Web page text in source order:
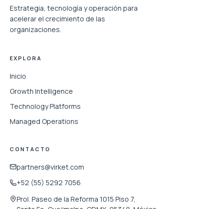
Estrategia, tecnología y operación para
acelerar el crecimiento de las
organizaciones.
EXPLORA
Inicio
Growth Intelligence
Technology Platforms
Managed Operations
CONTACTO
partners@virket.com
+52 (55) 5292 7056
Prol. Paseo de la Reforma 1015 Piso 7,